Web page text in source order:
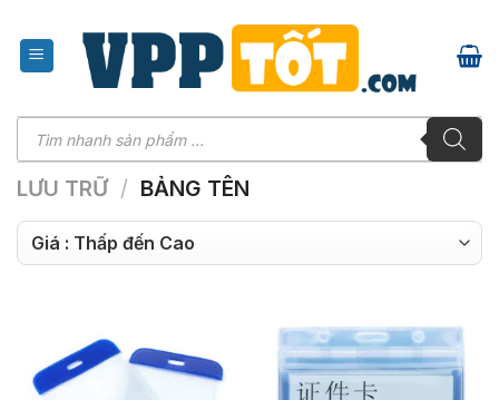
đến
nội
Tìm
kiếm
phẩm
LƯU TRỮ / BẢNG TÊN